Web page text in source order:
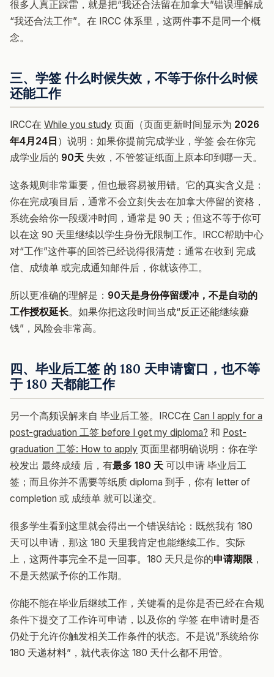
很多人真正踩雷，就是把“我还合法留在加拿大”错误理解成
“我还合法工作”。在 IRCC 体系里，这两件事不是同一个概
念。
三、学签 什么时候失效，不等于你什么时候
还能工作
IRCC在 While you study 页面（页面更新时间显示为 2026
年4月24日 ）说明：如果你提前完成学业，学签 会在你完
成学业后的 90天 失效，不管签证纸面上原本印到哪一天。
这条规则非常重要，但也最容易被用错。它的真实含义是：
你在完成项目后，通常不会立刻失去在加拿大停留的资格，
系统会给你一段缓冲时间，通常是 90 天；但这不等于你可
以在这 90 天里继续以学生身份无限制工作。IRCC帮助中心
对“工作”这件事的回答已经说得很清楚：通常在收到 完成
信、成绩单 或完成通知邮件后，你就该停工。
所以更准确的理解是： 90天是身份停留缓冲，不是自动的
工作授权延长。如果你把这段时间当成“反正还能继续赚
钱”，风险会非常高。
四、毕业后工签 的 180 天申请窗口，也不等
于 180 天都能工作
另一个高频误解来自 毕业后工签。IRCC在 Can I apply for a
post-graduation 工签 before I get my diploma? 和 Post-
graduation 工签: How to apply 页面里都明确说明：你在学
校发出 最终成绩 后，有最多 180 天 可以申请 毕业后工
签；而且你并不需要等纸质 diploma 到手，你有 letter of
completion 或 成绩单 就可以递交。
很多学生看到这里就会得出一个错误结论：既然我有 180
天可以申请，那这 180 天里我肯定也能继续工作。实际
上，这两件事完全不是一回事。180 天只是你的申请期限 ，
不是天然赋予你的工作期。
你能不能在毕业后继续工作，关键看的是你是否已经在合规
条件下提交了工作许可申请，以及你的 学签 在申请时是否
仍处于允许你触发相关工作条件的状态。不是说“系统给你
180 天递材料”，就代表你这 180 天什么都不用管。